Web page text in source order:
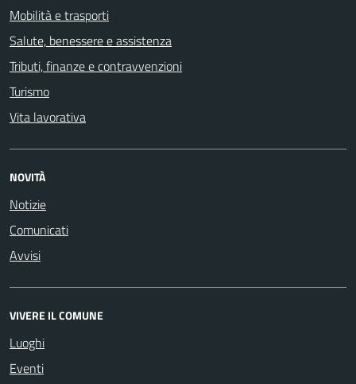
Mobilità e trasporti
Salute, benessere e assistenza
Tributi, finanze e contravvenzioni
Turismo
Vita lavorativa
NOVITÀ
Notizie
Comunicati
Avvisi
VIVERE IL COMUNE
Luoghi
Eventi